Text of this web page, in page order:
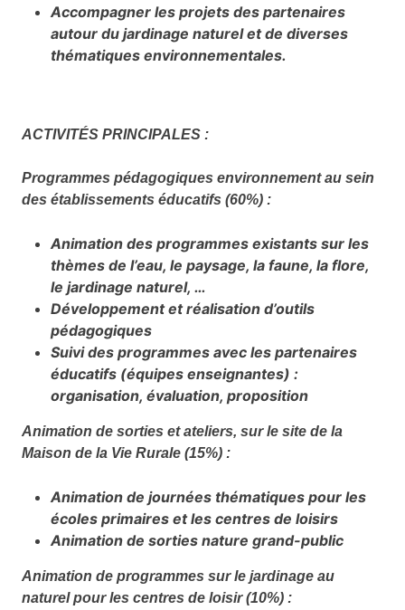
Accompagner les projets des partenaires
autour du jardinage naturel et de diverses
thématiques environnementales.
ACTIVITÉS PRINCIPALES :
Programmes pédagogiques environnement au sein
des établissements éducatifs (60%) :
Animation des programmes existants sur les
thèmes de l’eau, le paysage, la faune, la flore,
le jardinage naturel, …
Développement et réalisation d’outils
pédagogiques
Suivi des programmes avec les partenaires
éducatifs (équipes enseignantes) :
organisation, évaluation, proposition
Animation de sorties et ateliers, sur le site de la
Maison de la Vie Rurale (15%) :
Animation de journées thématiques pour les
écoles primaires et les centres de loisirs
Animation de sorties nature grand-public
Animation de programmes sur le jardinage au
naturel pour les centres de loisir (10%) :